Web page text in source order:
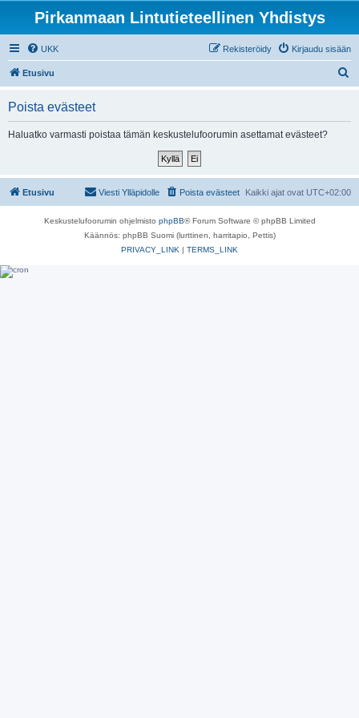
Pirkanmaan Lintutieteellinen Yhdistys
UKK Kirjaudu sisään
Rekisteröidy
Etusivu
Poista evästeet
Haluatko varmasti poistaa tämän keskustelufoorumin asettamat evästeet?
Etusivu Kaikki ajat ovat UTC+02:00
Poista evästeet
Viesti Ylläpidolle
Keskustelufoorumin ohjelmisto phpBB® Forum Software © phpBB Limited
Käännös: phpBB Suomi (lurttinen, harritapio, Pettis)
PRIVACY_LINK | TERMS_LINK